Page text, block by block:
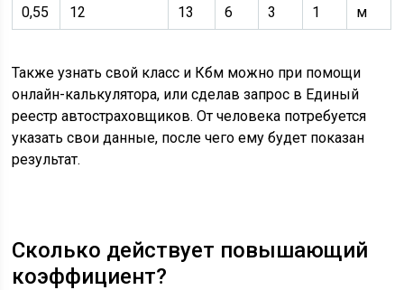
0,55
12 13 6 3 1 м
Также узнать свой класс и Кбм можно при помощи
онлайн-калькулятора, или сделав запрос в Единый
реестр автостраховщиков. От человека потребуется
указать свои данные, после чего ему будет показан
результат.
Сколько действует повышающий
коэффициент?